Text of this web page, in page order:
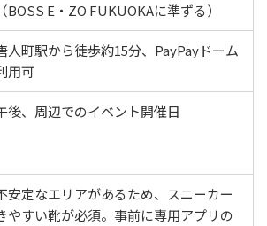
BOSS E・ZO FUKUOKAに準ずる）
人町駅から徒歩約15分、PayPayドーム
用可
後、周辺でのイベント開催日
安定なエリアがあるため、スニーカー
やすい靴が必須。事前に専用アプリの